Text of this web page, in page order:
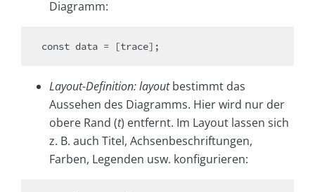
Diagramm:
Layout-Definition: layoutbestimmt das
Aussehen des Diagramms. Hier wird nur der
obere Rand (t) entfernt. Im Layout lassen sich
z. B. auch Titel, Achsenbeschriftungen,
Farben, Legenden usw. konfigurieren: